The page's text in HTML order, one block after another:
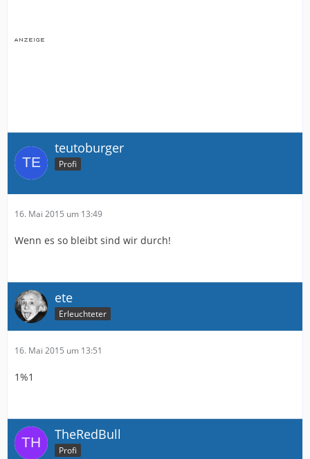
teutoburger
Profi
16. Mai 2015 um 13:49
Wenn es so bleibt sind wir durch!
ete
Erleuchteter
16. Mai 2015 um 13:51
1%1
TheRedBull
Profi